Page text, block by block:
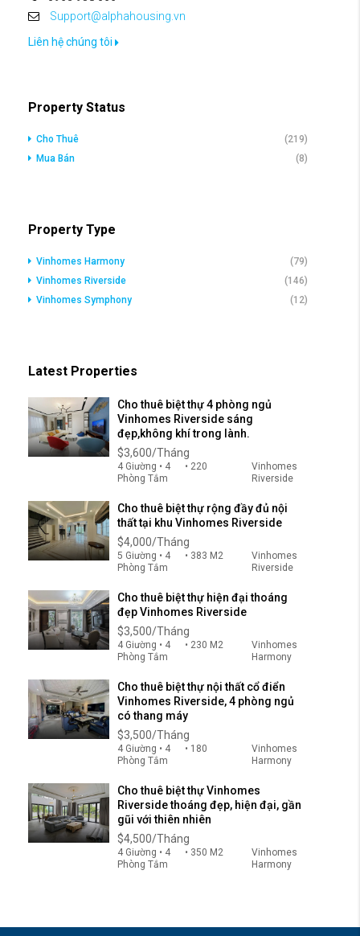
Support@alphahousing.vn
Liên hệ chúng tôi
Property Status
Cho Thuê
(219)
Mua Bán
(8)
Property Type
Vinhomes Harmony
(79)
Vinhomes Riverside
(146)
Vinhomes Symphony
(12)
Latest Properties
Cho thuê biệt thự 4 phòng ngủ
Vinhomes Riverside sáng
đẹp,không khí trong lành.
$3,600/Tháng
4 Giường • 4
Phòng Tắm
• 220
Vinhomes
Riverside
Cho thuê biệt thự rộng đầy đủ nội
thất tại khu Vinhomes Riverside
$4,000/Tháng
5 Giường • 4
Phòng Tắm
• 383 M2
Vinhomes
Riverside
Cho thuê biệt thự hiện đại thoáng
đẹp Vinhomes Riverside
$3,500/Tháng
4 Giường • 4
Phòng Tắm
• 230 M2
Vinhomes
Harmony
Cho thuê biệt thự nội thất cổ điển
Vinhomes Riverside, 4 phòng ngủ
có thang máy
$3,500/Tháng
4 Giường • 4
Phòng Tắm
• 180
Vinhomes
Harmony
Cho thuê biệt thự Vinhomes
Riverside thoáng đẹp, hiện đại, gần
gũi với thiên nhiên
$4,500/Tháng
4 Giường • 4
Phòng Tắm
• 350 M2
Vinhomes
Harmony